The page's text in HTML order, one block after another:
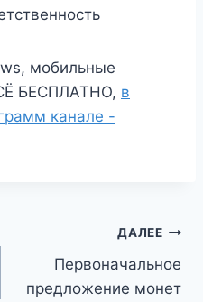
мобильные
БЕСПЛАТНО, в
канале -
ДАЛЕЕ
Первоначальное
предложение монет